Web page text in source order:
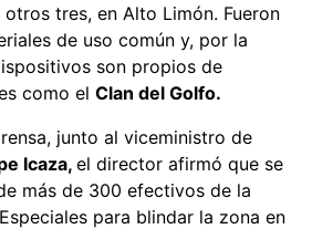
tres, en Alto Limón. Fueron
de uso común y, por la
son propios de
como el Clan del Golfo.
junto al viceministro de
Icaza, el director afirmó que se
más de 300 efectivos de la
para blindar la zona en